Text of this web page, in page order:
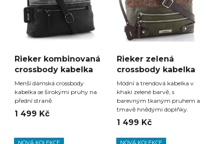
Rieker kombinovaná
crossbody kabelka
Menší dámská crossbody
kabelka se širokými pruhy na
přední straně.
1 499 Kč
Rieker zelená
crossbody kabelka
Módní a trendová kabelka v
khaki zelené barvě, s
barevným tkaným pruhem a
tmavě hnědými doplňky.
1 499 Kč